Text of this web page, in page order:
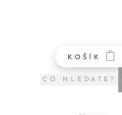
KOŠÍK